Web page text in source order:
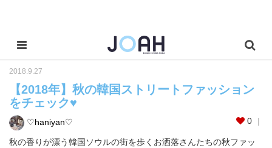
2018.9.27
【2018年】秋の韓国ストリートファッション
をチェック♥
♡haniyan♡ 0
秋の香りが漂う韓国ソウルの街を歩くお洒落さんたちの秋ファッ